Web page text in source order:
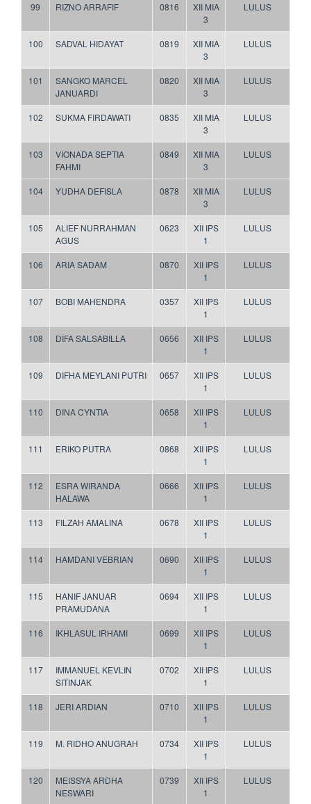
99 RIZNO ARRAFIF 0816
XII MIA
3
LULUS
100 SADVAL HIDAYAT 0819
XII MIA
3
LULUS
101
SANGKO MARCEL
JANUARDI
0820
XII MIA
3
LULUS
102 SUKMA FIRDAWATI 0835
XII MIA
3
LULUS
103
VIONADA SEPTIA
FAHMI
0849
XII MIA
3
LULUS
104 YUDHA DEFISLA 0878
XII MIA
3
LULUS
105
ALIEF NURRAHMAN
AGUS
0623
XII IPS
1
LULUS
106 ARIA SADAM 0870
XII IPS
1
LULUS
107 BOBI MAHENDRA 0357
XII IPS
1
LULUS
108 DIFA SALSABILLA 0656
XII IPS
1
LULUS
109 DIFHA MEYLANI PUTRI 0657
XII IPS
1
LULUS
110 DINA CYNTIA 0658
XII IPS
1
LULUS
111 ERIKO PUTRA 0868
XII IPS
1
LULUS
112
ESRA WIRANDA
HALAWA
0666
XII IPS
1
LULUS
113 FILZAH AMALINA 0678
XII IPS
1
LULUS
114 HAMDANI VEBRIAN 0690
XII IPS
1
LULUS
115
HANIF JANUAR
PRAMUDANA
0694
XII IPS
1
LULUS
116 IKHLASUL IRHAMI 0699
XII IPS
1
LULUS
117
IMMANUEL KEVLIN
SITINJAK
0702
XII IPS
1
LULUS
118 JERI ARDIAN 0710
XII IPS
1
LULUS
119 M. RIDHO ANUGRAH 0734
XII IPS
1
LULUS
120
MEISSYA ARDHA
NESWARI
0739
XII IPS
1
LULUS